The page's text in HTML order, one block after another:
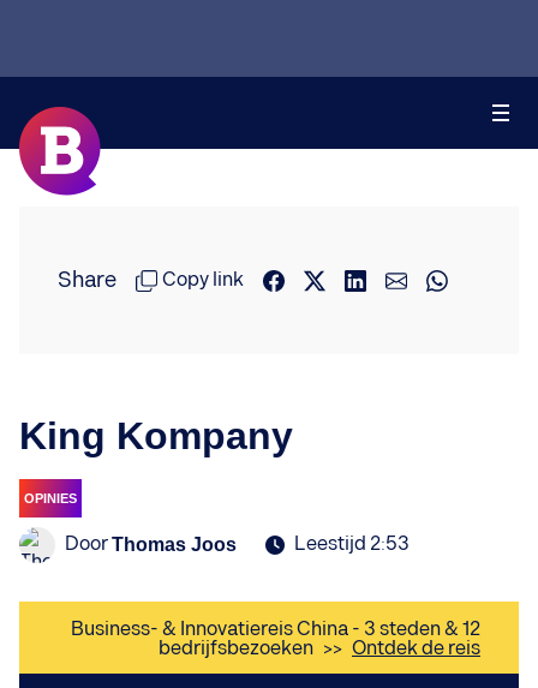
Share Copy link
King Kompany
OPINIES
DoorThomas Joos Leestijd 2:53
Business- & Innovatiereis China - 3 steden & 12
bedrijfsbezoeken >> Ontdek de reis